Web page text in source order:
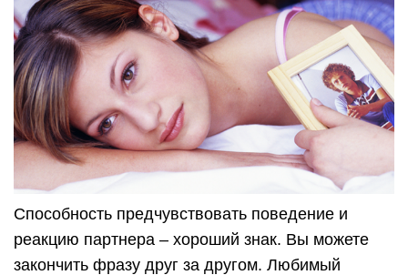
Способность предчувствовать поведение и
реакцию партнера – хороший знак. Вы можете
закончить фразу друг за другом. Любимый